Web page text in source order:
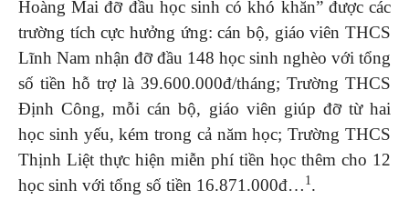
Hoàng Mai đỡ đầu học sinh có khó khăn” được các
trường tích cực hưởng ứng: cán bộ, giáo viên THCS
Lĩnh Nam nhận đỡ đầu 148 học sinh nghèo với tổng
số tiền hỗ trợ là 39.600.000đ/tháng; Trường THCS
Định Công, mỗi cán bộ, giáo viên giúp đỡ từ hai
học sinh yếu, kém trong cả năm học; Trường THCS
Thịnh Liệt thực hiện miễn phí tiền học thêm cho 12
học sinh với tổng số tiền 16.871.000đ… 1 .